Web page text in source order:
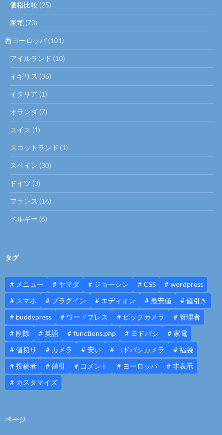
価格比較 (25)
家電 (73)
西ヨーロッパ (101)
アイルランド (10)
イギリス (36)
イタリア (1)
オランダ (7)
スイス (1)
スコットランド (1)
スペイン (30)
ドイツ (3)
フランス (16)
ベルギー (6)
タグ
メニュー ヤマダ ジョーシン CSS
wordpress
スマホ
プラグイン エディオン 最安値
値引き
buddypress
ワードプレス ビックカメラ
管理者
削除
英語 functions.php ヨドバシ
家電
値切り
カメラ 安い ヨドバシカメラ
福袋
投稿者
値引 コメント ヨーロッパ
非表示
カスタマイズ
ページ